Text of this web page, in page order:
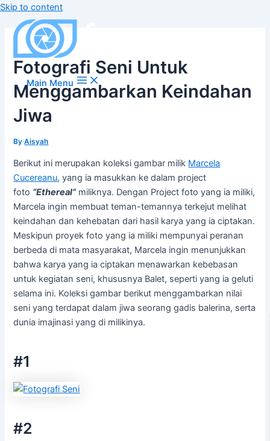
Skip to content
Main Menu
Fotografi Seni Untuk
Menggambarkan Keindahan
Jiwa
ByAisyah
Berikut ini merupakan koleksi gambar milik Marcela
Cucereanu, yang ia masukkan ke dalam project
foto “Ethereal” miliknya. Dengan Project foto yang ia miliki,
Marcela ingin membuat teman-temannya terkejut melihat
keindahan dan kehebatan dari hasil karya yang ia ciptakan.
Meskipun proyek foto yang ia miliki mempunyai peranan
berbeda di mata masyarakat, Marcela ingin menunjukkan
bahwa karya yang ia ciptakan menawarkan kebebasan
untuk kegiatan seni, khususnya Balet, seperti yang ia geluti
selama ini. Koleksi gambar berikut menggambarkan nilai
seni yang terdapat dalam jiwa seorang gadis balerina, serta
dunia imajinasi yang di milikinya.
#1
#2